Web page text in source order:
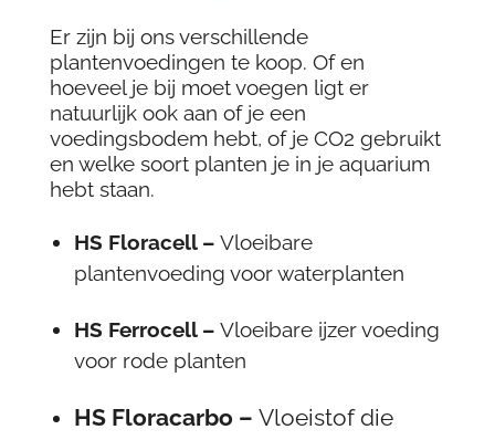
Er zijn bij ons verschillende
plantenvoedingen te koop. Of en
hoeveel je bij moet voegen ligt er
natuurlijk ook aan of je een
voedingsbodem hebt, of je CO2 gebruikt
en welke soort planten je in je aquarium
hebt staan.
HS Floracell –Vloeibare
plantenvoeding voor waterplanten
HS Ferrocell –Vloeibare ijzer voeding
voor rode planten
HS Floracarbo –Vloeistof die